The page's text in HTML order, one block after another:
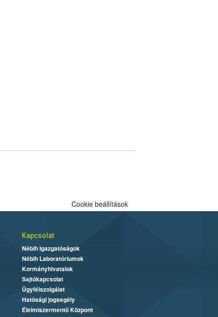
Cookie beállítások
Kapcsolat
Nébih Igazgatóságok
Nébih Laboratóriumok
Kormányhivatalok
Sajtókapcsolat
Ügyfélszolgálat
Hatósági jogsegély
Élelmiszermentő Központ